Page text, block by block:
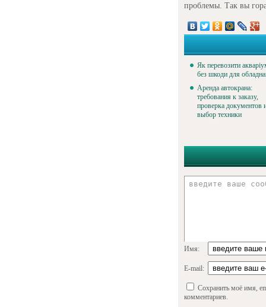
проблемы. Так вы
Як перевозити
без шкоди для
Аренда автокрана:
требования к заказу,
проверка документов
выбор техники
Имя:
E-mail:
Сохранить моё имя,
комментариев.